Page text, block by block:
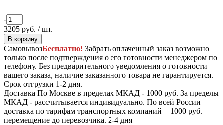
-
+
3205 руб. / шт.
В корзину
СамовывозБесплатно! Забрать оплаченный заказ возможно
только после подтверждения о его готовности менеджером по
телефону. Без предварительного уведомления о готовности
вашего заказа, наличие заказанного товара не гарантируется.
Срок отгрузки 1-2 дня.
Доставка По Москве в пределах МКАД - 1000 руб. За пределы
МКАД - рассчитывается индивидуально. По всей России
доставка по тарифам транспортных компаний + 1000 руб.
перемещение до перевозчика. 2-4 дня